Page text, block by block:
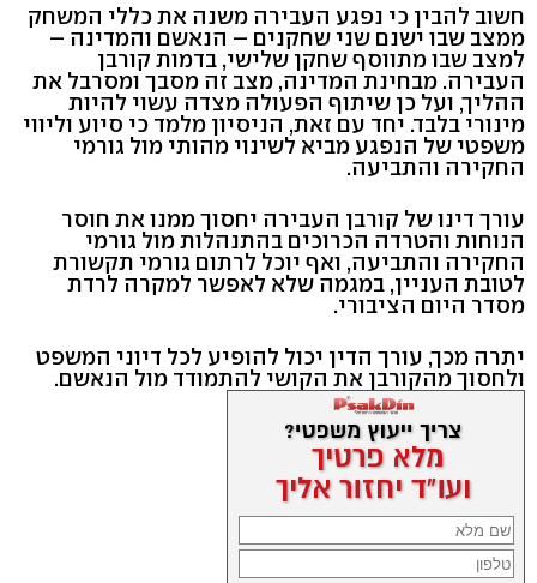
חשוב להבין כי נפגע העבירה משנה את כללי המשחק
ממצב שבו ישנם שני שחקנים – הנאשם והמדינה –
למצב שבו מתווסף שחקן שלישי, בדמות קורבן
העבירה. מבחינת המדינה, מצב זה מסבך ומסרבל את
ההליך, ועל כן שיתוף הפעולה מצדה עשוי להיות
מינורי בלבד. יחד עם זאת, הניסיון מלמד כי סיוע וליווי
משפטי של הנפגע מביא לשינוי מהותי מול גורמי
החקירה והתביעה.
עורך דינו של קורבן העבירה יחסוך ממנו את חוסר
הנוחות והטרדה הכרוכים בהתנהלות מול גורמי
החקירה והתביעה, ואף יוכל לרתום גורמי תקשורת
לטובת העניין, במגמה שלא לאפשר למקרה לרדת
מסדר היום הציבורי.
יתרה מכך, עורך הדין יכול להופיע לכל דיוני המשפט
ולחסוך מהקורבן את הקושי להתמודד מול הנאשם.